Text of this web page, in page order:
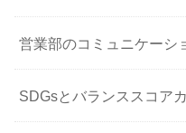
営業部のコミュニケーシ
SDGsとバランススコア